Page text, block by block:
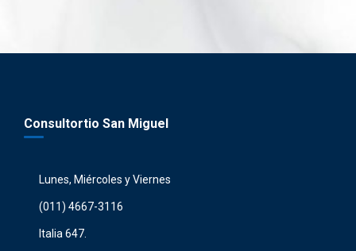
Consultortio San Miguel
Lunes, Miércoles y Viernes
(011) 4667-3116
Italia 647.